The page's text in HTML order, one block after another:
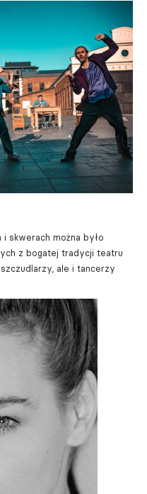
i skwerach można było
z bogatej tradycji teatru
ale i tancerzy